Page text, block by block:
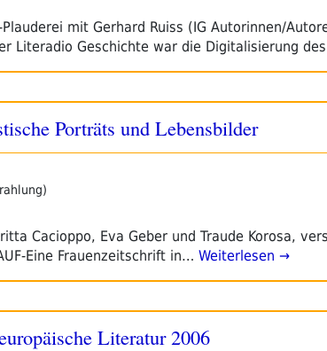
Plauderei mit Gerhard Ruiss (IG Autorinnen/
Literadio Geschichte war die Digitalisierung
Porträts und Lebensbilder
Cacioppo, Eva Geber und Traude Korosa,
Eine Frauenzeitschrift in… Weiterlesen →
Literatur 2006